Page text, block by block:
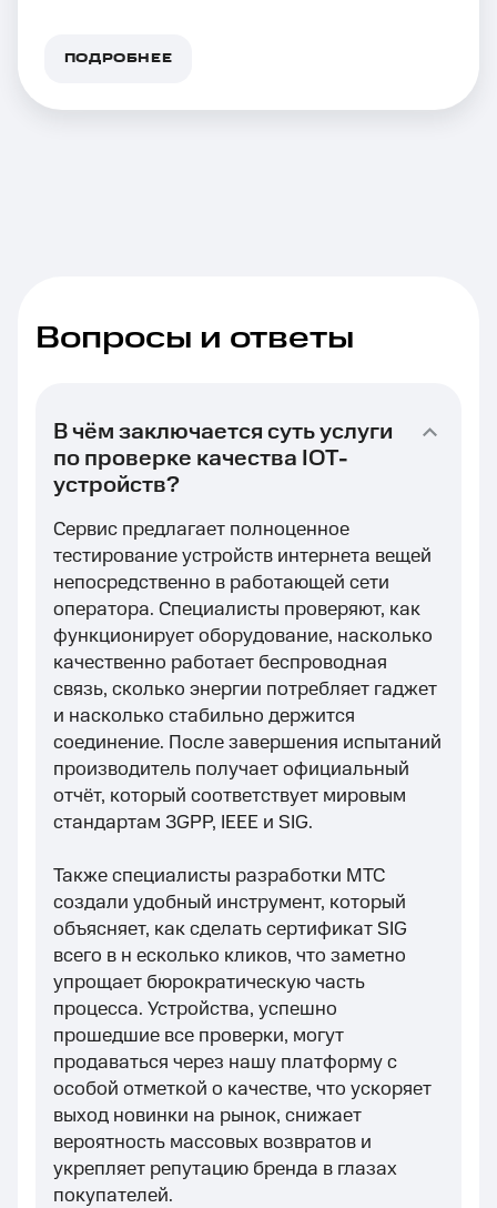
ПОДРОБНЕЕ
Вопросы и ответы
В чём заключается суть услуги
по проверке качества IOT-
устройств?
Сервис предлагает полноценное
тестирование устройств интернета вещей
непосредственно в работающей сети
оператора. Специалисты проверяют, как
функционирует оборудование, насколько
качественно работает беспроводная
связь, сколько энергии потребляет гаджет
и насколько стабильно держится
соединение. После завершения испытаний
производитель получает официальный
отчёт, который соответствует мировым
стандартам 3GPP, IEEE и SIG.
Также специалисты разработки МТС
создали удобный инструмент, который
объясняет, как сделать сертификат SIG
всего в н есколько кликов, что заметно
упрощает бюрократическую часть
процесса. Устройства, успешно
прошедшие все проверки, могут
продаваться через нашу платформу с
особой отметкой о качестве, что ускоряет
выход новинки на рынок, снижает
вероятность массовых возвратов и
укрепляет репутацию бренда в глазах
покупателей.